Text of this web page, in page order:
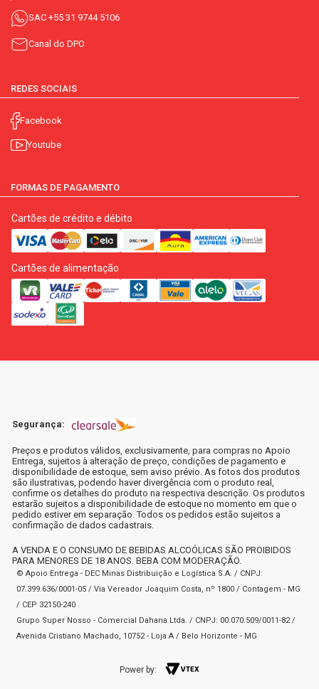
SAC +55 31 9744 5106
Canal do DPO
REDES SOCIAIS
Facebook
Youtube
FORMAS DE PAGAMENTO
Cartões de crédito e débito
Cartões de alimentação
Segurança:
Preços e produtos válidos, exclusivamente, para compras no Apoio
Entrega, sujeitos à alteração de preço, condições de pagamento e
disponibilidade de estoque, sem aviso prévio. As fotos dos produtos
são ilustrativas, podendo haver divergência com o produto real,
confirme os detalhes do produto na respectiva descrição. Os produtos
estarão sujeitos a disponibilidade de estoque no momento em que o
pedido estiver em separação. Todos os pedidos estão sujeitos a
confirmação de dados cadastrais.
A VENDA E O CONSUMO DE BEBIDAS ALCOÓLICAS SÃO PROIBIDOS
PARA MENORES DE 18 ANOS. BEBA COM MODERAÇÃO.
© Apoio Entrega - DEC Minas Distribuição e Logística S.A. / CNPJ:
07.399.636/0001-05 / Via Vereador Joaquim Costa, nº 1800 / Contagem - MG
/ CEP 32150-240
Grupo Super Nosso - Comercial Dahana Ltda. / CNPJ: 00.070.509/0011-82 /
Avenida Cristiano Machado, 10752 - Loja A / Belo Horizonte - MG
Power by: